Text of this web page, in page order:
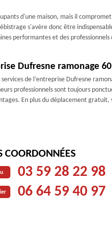
d'une maison, mais il
s'avère donc être
performantes et des professionnels
Dufresne ramonage 60
de l’entreprise Dufresne
professionnels sont toujours
En plus du déplacement
COORDONNÉES
03 59 28 22 98
06 64 59 40 97